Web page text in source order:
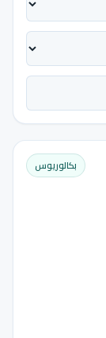
بكالوريوس